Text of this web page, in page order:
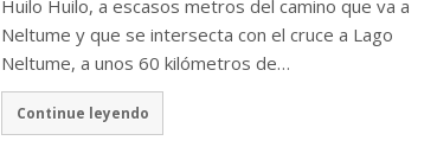
Huilo Huilo, a escasos metros del camino que va a
Neltume y que se intersecta con el cruce a Lago
Neltume, a unos 60 kilómetros de…
Continue leyendo